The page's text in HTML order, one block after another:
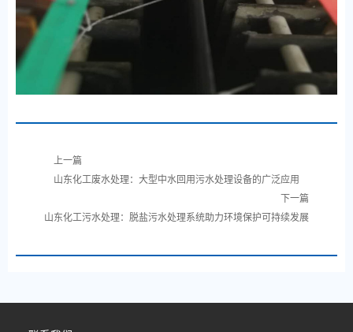
上一篇
山东化工废水处理：大型中水回用污水处理设备的广泛应用
下一篇
山东化工污水处理：脱盐污水处理系统助力环境保护可持续发展